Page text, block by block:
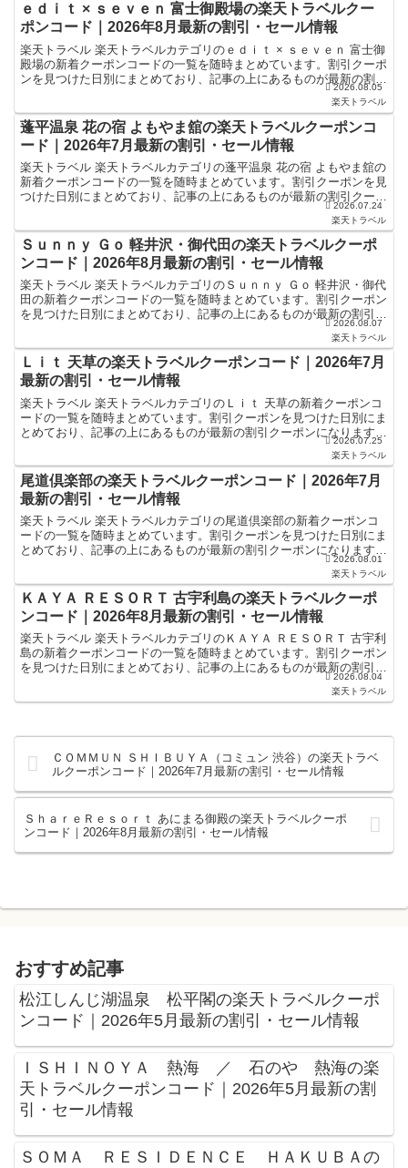
ｅｄｉｔ × ｓｅｖｅｎ 富士御殿場の楽天トラベルクー
ポンコード｜2026年8月最新の割引・セール情報
楽天トラベル 楽天トラベルカテゴリのｅｄｉｔ × ｓｅｖｅｎ 富士御
殿場の新着クーポンコードの一覧を随時まとめています。割引クーポ
ンを見つけた日別にまとめており、記事の上にあるものが最新の割引
2026.08.05
楽天トラベル
蓬平温泉 花の宿 よもやま舘の楽天トラベルクーポンコ
ード｜2026年7月最新の割引・セール情報
楽天トラベル 楽天トラベルカテゴリの蓬平温泉 花の宿 よもやま舘の
新着クーポンコードの一覧を随時まとめています。割引クーポンを見
つけた日別にまとめており、記事の上にあるものが最新の割引クーポ
ンになります。ホテル・旅館宿泊の予約などで使えるク...
2026.07.24
楽天トラベル
Ｓｕｎｎｙ Ｇｏ 軽井沢・御代田の楽天トラベルクーポ
ンコード｜2026年8月最新の割引・セール情報
楽天トラベル 楽天トラベルカテゴリのＳｕｎｎｙ Ｇｏ 軽井沢・御代
田の新着クーポンコードの一覧を随時まとめています。割引クーポン
を見つけた日別にまとめており、記事の上にあるものが最新の割引ク
ーポンになります。ホテル・旅館宿泊の予約などで使え...
2026.08.07
楽天トラベル
Ｌｉｔ 天草の楽天トラベルクーポンコード｜2026年7月
最新の割引・セール情報
楽天トラベル 楽天トラベルカテゴリのＬｉｔ 天草の新着クーポンコ
ードの一覧を随時まとめています。割引クーポンを見つけた日別にま
とめており、記事の上にあるものが最新の割引クーポンになります。
ホテル・旅館宿泊の予約などで使えるクーポンやセール・...2026.07.25
楽天トラベル
尾道倶楽部の楽天トラベルクーポンコード｜2026年7月
最新の割引・セール情報
楽天トラベル 楽天トラベルカテゴリの尾道倶楽部の新着クーポンコ
ードの一覧を随時まとめています。割引クーポンを見つけた日別にま
とめており、記事の上にあるものが最新の割引クーポンになります。
ホテル・旅館宿泊の予約などで使えるクーポンやセール・キ...2026.08.01
楽天トラベル
ＫＡＹＡ ＲＥＳＯＲＴ 古宇利島の楽天トラベルクーポ
ンコード｜2026年8月最新の割引・セール情報
楽天トラベル 楽天トラベルカテゴリのＫＡＹＡ ＲＥＳＯＲＴ 古宇利
島の新着クーポンコードの一覧を随時まとめています。割引クーポン
を見つけた日別にまとめており、記事の上にあるものが最新の割引ク
ーポンになります。ホテル・旅館宿泊の予約などで使え...
2026.08.04
楽天トラベル
ＣＯＭＭＵＮ ＳＨＩＢＵＹＡ（コミュン 渋谷）の楽天トラベ
ルクーポンコード｜2026年7月最新の割引・セール情報
ＳｈａｒｅＲｅｓｏｒｔ あにまる御殿の楽天トラベルクーポ
ンコード｜2026年8月最新の割引・セール情報
おすすめ記事
松江しんじ湖温泉 松平閣の楽天トラベルクーポ
ンコード｜2026年5月最新の割引・セール情報
ＩＳＨＩＮＯＹＡ 熱海 ／ 石のや 熱海の楽
天トラベルクーポンコード｜2026年5月最新の割
引・セール情報
ＳＯＭＡ ＲＥＳＩＤＥＮＣＥ ＨＡＫＵＢＡの